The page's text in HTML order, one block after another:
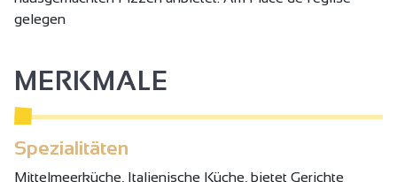
gelegen
MERKMALE
Spezialitäten
Mittelmeerküche, Italienische Küche, bietet Gerichte